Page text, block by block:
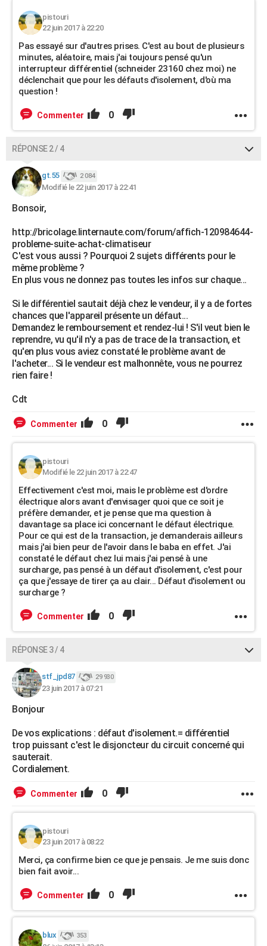
pistouri
22 juin 2017 à 22:20
Pas essayé sur d'autres prises. C'est au bout de plusieurs
minutes, aléatoire, mais j'ai toujours pensé qu'un
interrupteur différentiel (schneider 23160 chez moi) ne
déclenchait que pour les défauts d'isolement, d'où ma
question !
Commenter 0
RÉPONSE 2 / 4
gt.55 2 084
Modifié le 22 juin 2017 à 22:41
Bonsoir,
http://bricolage.linternaute.com/forum/affich-120984644-
probleme-suite-achat-climatiseur
C'est vous aussi ? Pourquoi 2 sujets différents pour le
même problème ?
En plus vous ne donnez pas toutes les infos sur chaque...
Si le différentiel sautait déjà chez le vendeur, il y a de fortes
chances que l'appareil présente un défaut...
Demandez le remboursement et rendez-lui ! S'il veut bien le
reprendre, vu qu'il n'y a pas de trace de la transaction, et
qu'en plus vous aviez constaté le problème avant de
l'acheter... Si le vendeur est malhonnête, vous ne pourrez
rien faire !
Cdt
Commenter 0
pistouri
Modifié le 22 juin 2017 à 22:47
Effectivement c'est moi, mais le problème est d'ordre
électrique alors avant d'envisager quoi que ce soit je
préfère demander, et je pense que ma question à
davantage sa place ici concernant le défaut électrique.
Pour ce qui est de la transaction, je demanderais ailleurs
mais j'ai bien peur de l'avoir dans le baba en effet. J'ai
constaté le défaut chez lui mais j'ai pensé à une
surcharge, pas pensé à un défaut d'isolement, c'est pour
ça que j'essaye de tirer ça au clair... Défaut d'isolement ou
surcharge ?
Commenter 0
RÉPONSE 3 / 4
stf_jpd87 29 930
23 juin 2017 à 07:21
Bonjour
De vos explications : défaut d'isolement.= différentiel
trop puissant c'est le disjoncteur du circuit concerné qui
sauterait.
Cordialement.
Commenter 0
pistouri
23 juin 2017 à 08:22
Merci, ça confirme bien ce que je pensais. Je me suis donc
bien fait avoir...
Commenter 0
blux 353